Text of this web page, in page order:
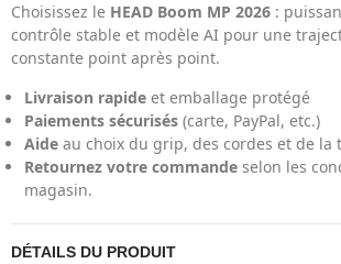
Choisissez le HEAD Boom MP 2026 :
contrôle stable et modèle AI pour une
constante point après point.
Livraison rapide et emballage protégé
Paiements sécurisés (carte, PayPal, etc.)
Aide au choix du grip, des cordes et de la
Retournez votre commande selon les
magasin.
DÉTAILS DU PRODUIT